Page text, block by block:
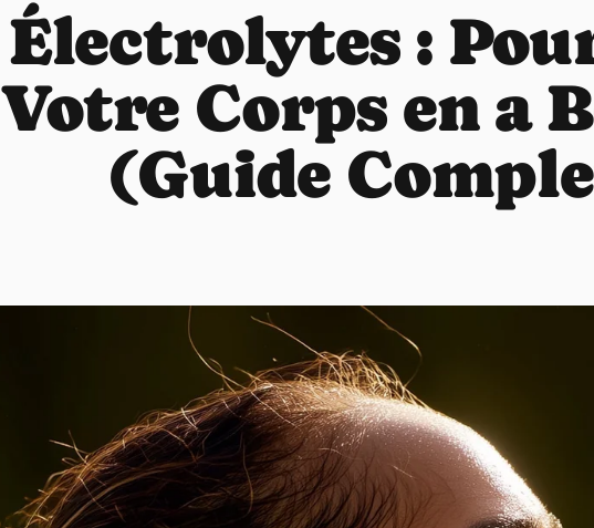
Électrolytes :
Votre Corps en a
(Guide